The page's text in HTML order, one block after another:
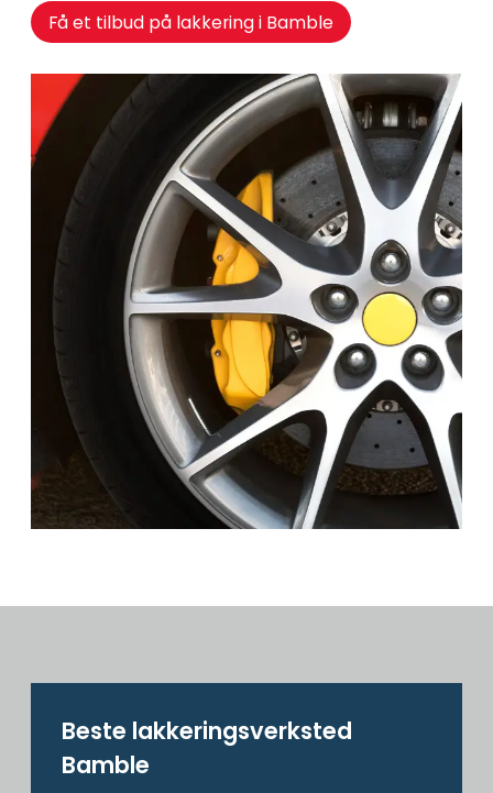
Få et tilbud på lakkering i Bamble
Beste lakkerings­verksted
Bamble